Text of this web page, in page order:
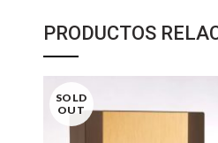
PRODUCTOS
SOLD
OUT